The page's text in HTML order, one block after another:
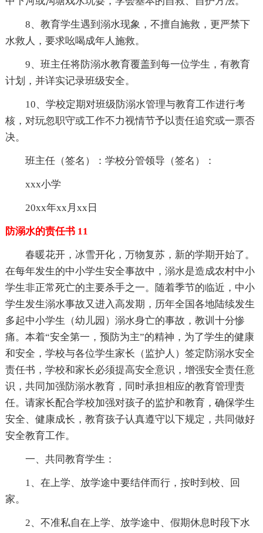
8、教育学生遇到溺水现象，不擅自施救，更严禁下
水救人，要求吆喝成年人施救。
9、班主任将防溺水教育覆盖到每一位学生，有教育
计划，并详实记录班级安全。
10、学校定期对班级防溺水管理与教育工作进行考
核，对玩忽职守或工作不力视情节予以责任追究或一票否
决。
班主任（签名）：学校分管领导（签名）：
xxx小学
20xx年xx月xx日
防溺水的责任书 11
春暖花开，冰雪开化，万物复苏，新的学期开始了。
在每年发生的中小学生安全事故中，溺水是造成农村中小
学生非正常死亡的主要杀手之一。随着季节的临近，中小
学生发生溺水事故又进入高发期，历年全国各地陆续发生
多起中小学生（幼儿园）溺水身亡的事故，教训十分惨
痛。本着“安全第一，预防为主”的精神，为了学生的健康
和安全，学校与各位学生家长（监护人）签定防溺水安全
责任书，学校和家长必须提高安全意识，增强安全责任意
识，共同加强防溺水教育，同时承担相应的教育管理责
任。请家长配合学校加强对孩子的监护和教育，确保学生
安全、健康成长，教育孩子认真遵守以下规定，共同做好
安全教育工作。
一、共同教育学生：
1、在上学、放学途中要结伴而行，按时到校、回
家。
2、不准私自在上学、放学途中、假期休息时段下水